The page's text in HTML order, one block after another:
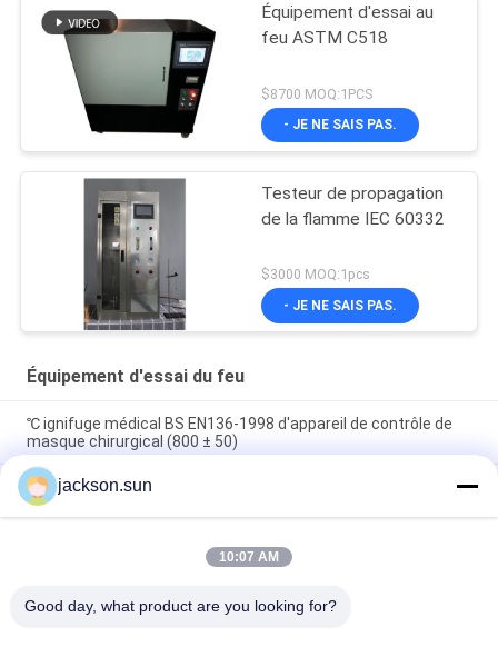
Équipement d'essai au
feu ASTM C518
$8700 MOQ:1PCS
- JE NE SAIS PAS.
Testeur de propagation
de la flamme IEC 60332
$3000 MOQ:1pcs
- JE NE SAIS PAS.
Équipement d'essai du feu
℃ ignifuge médical BS EN136-1998 d'appareil de contrôle de
masque chirurgical (800 ± 50)
OIN 1133 ASTM D1238 de thermoplastique de MVR de
l'appareil de contrôle MFR d'index d'écoulement de la fonte
100~450℃
Propagation de la flamme de pile solaire et le CEI 61730-2 de
jackson.sun
10:07 AM
Good day, what product are you looking for?